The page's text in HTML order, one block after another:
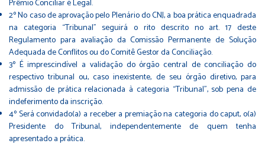
Prêmio Conciliar é Legal.
2º No caso de aprovação pelo Plenário do CNJ, a boa prática enquadrada
na categoria “Tribunal” seguirá o rito descrito no art. 17 deste
Regulamento para avaliação da Comissão Permanente de Solução
Adequada de Conflitos ou do Comitê Gestor da Conciliação.
3º É imprescindível a validação do órgão central de conciliação do
respectivo tribunal ou, caso inexistente, de seu órgão diretivo, para
admissão de prática relacionada à categoria “Tribunal”, sob pena de
indeferimento da inscrição.
4º Será convidado(a) a receber a premiação na categoria do caput, o(a)
Presidente do Tribunal, independentemente de quem tenha
apresentado a prática.